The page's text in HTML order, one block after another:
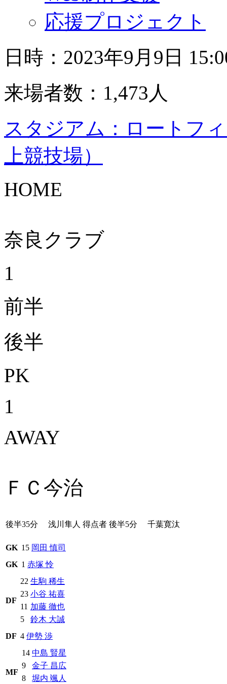
応援プロジェクト
日時：2023年9月9日
来場者数：1,473人
スタジアム：ロートフ
上競技場）
HOME
奈良クラブ
1
前半
後半
PK
1
AWAY
ＦＣ今治
後半35分 浅川隼人 得点者 後半5分 千葉寛汰
GK 15 岡田 慎司
GK 1 赤塚 怜
DF
22 生駒 稀生
23 小谷 祐喜
11 加藤 徹也
5
鈴木 大誠
DF 4 伊勢 渉
MF
14 中島 賢星
9
金子 昌広
8
堀内 颯人